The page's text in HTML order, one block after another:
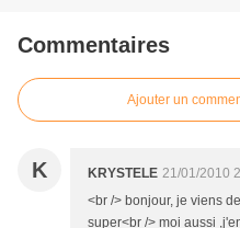
Commentaires
Ajouter un
K KRYSTELE 21/01/2010
<br /> bonjour, je viens
super<br /> moi aussi